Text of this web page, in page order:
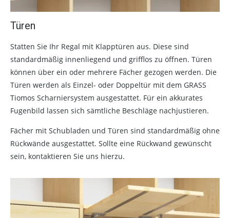
Türen
Statten Sie Ihr Regal mit Klapptüren aus. Diese sind
standardmäßig innenliegend und grifflos zu öffnen. Türen
können über ein oder mehrere Fächer gezogen werden. Die
Türen werden als Einzel- oder Doppeltür mit dem GRASS
Tiomos Scharniersystem ausgestattet. Für ein akkurates
Fugenbild lassen sich sämtliche Beschläge nachjustieren.
Fächer mit Schubladen und Türen sind standardmäßig ohne
Rückwände ausgestattet. Sollte eine Rückwand gewünscht
sein, kontaktieren Sie uns hierzu.